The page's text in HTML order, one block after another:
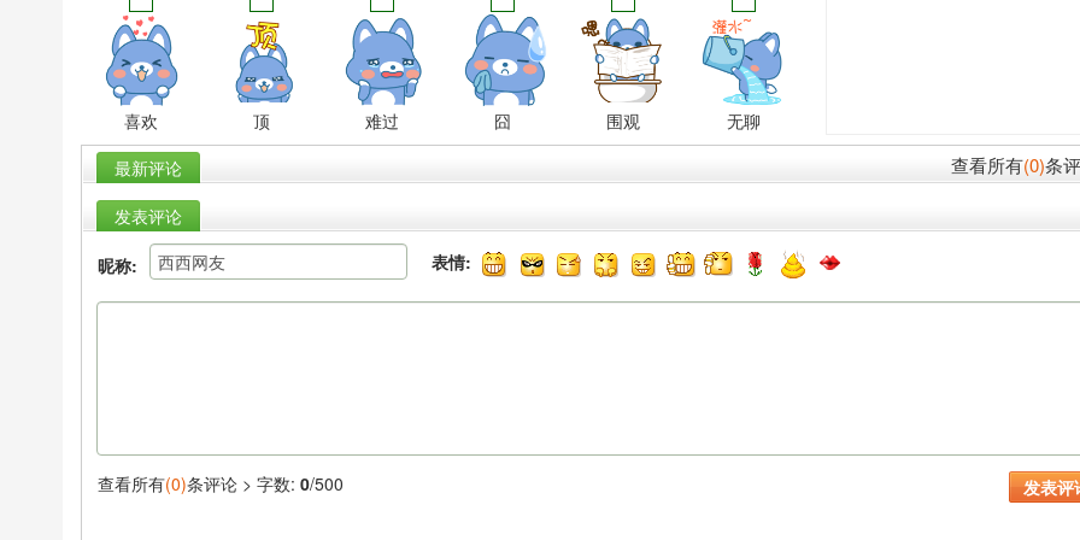
喜欢 顶 难过 囧 围观
无聊
最新评论
查看所有(0)条
发表评论
昵称: 表情:
查看所有(0)条评论 > 字数: 0/500